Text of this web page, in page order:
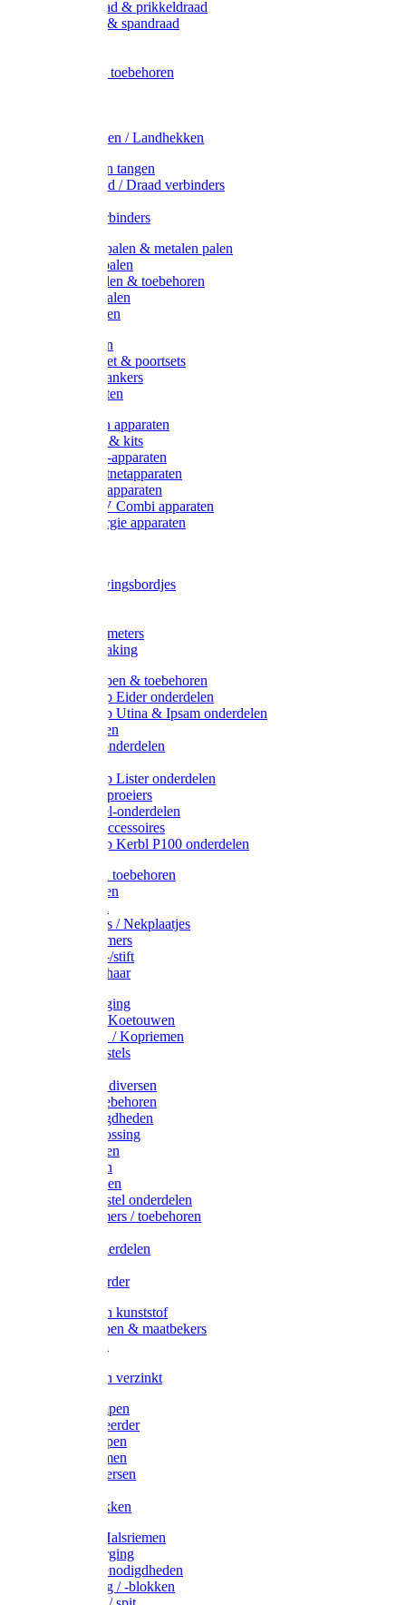
Metaal draad & prikkeldraad
Binddraad & spandraad
Afrasternet toebehoren
Weidehekken / Landhekken
Spanners en tangen
Lint / Koord / Draad verbinders
Litzclip verbinders
Recycling palen & metalen palen
Kunststof palen
T-Post t-palen & toebehoren
Glasfiber palen
Houten palen
Poortgrepen
Doorgangset & poortsets
Poortgreepankers
Weidepoorten
Onderdelen apparaten
Starter sets & kits
9V Batterij-apparaten
230V Lichtnetapparaten
12V Accu-apparaten
230V / 12V Combi apparaten
Zonne-energie apparaten
Waarschuwingsbordjes
Wegers en meters
Video bewaking
Weidepompen & toebehoren
Weidepomp Eider onderdelen
Weidepomp Utina & Ipsam onderdelen
Drinkbakken
Drinkbak onderdelen
Weidepomp Lister onderdelen
Nippels / Sproeiers
Drinknippel-onderdelen
Drinkbak accessoires
Weidepomp Kerbl P100 onderdelen
Oormerken toebehoren
Enkelbanden
Halsplaatjes / Nekplaatjes
Kokernummers
Merkspray-/stift
Veemerkschaar
Uierverzorging
Halsters & Koetouwen
Halsriemen / Kopriemen
Koerugborstels
Koe / Stier diversen
Melkers toebehoren
Stalbenodigdheden
Kalververlossing
Stierenringen
Onthoornen
Kalverflessen
Koerugborstel onderdelen
Kalveremmers / toebehoren
Koelift onderdelen
Uieronthaarder
Voerbakken kunststof
Voerscheppen & maatbekers
Voerbakken verzinkt
Warmtelampen
Staartcoupeerder
Biggenkappen
Neuskrammen
Varken diversen
Varkensbakken
Halsters / Halsriemen
Hoefverzorging
Lammer benodigdheden
Ramdektuig / -blokken